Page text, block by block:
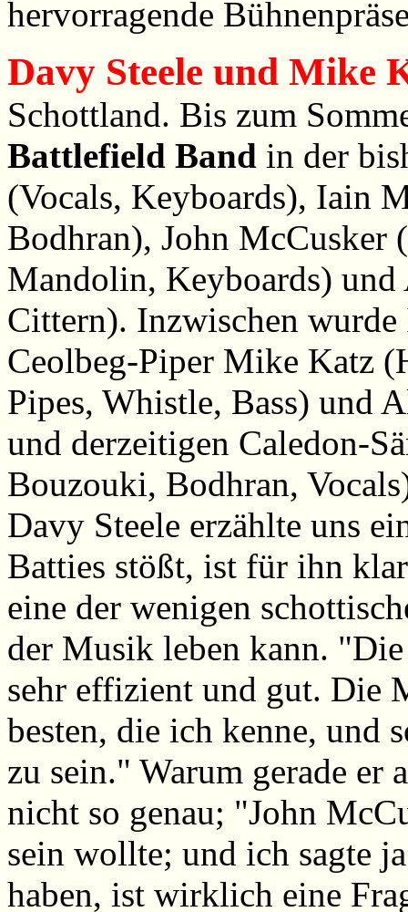
hervorragende
Davy Steele und Mike
Schottland. Bis zum
Battlefield Band in der
(Vocals, Keyboards), Iain
Bodhran), John
Mandolin, Keyboards)
Cittern). Inzwischen
Ceolbeg-Piper Mike Katz
Pipes, Whistle, Bass) und
und derzeitigen Caledon-
Bouzouki, Bodhran,
Davy Steele erzählte uns
Batties stößt, ist für ihn
eine der wenigen
der Musik leben kann.
sehr effizient und gut. Die
besten, die ich kenne, und
zu sein." Warum gerade er
nicht so genau; "John
sein wollte; und ich sagte
haben, ist wirklich eine